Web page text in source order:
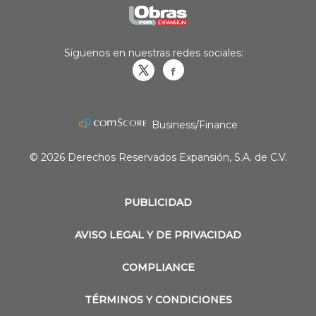
PUBLICIDAD
AVISO LEGAL Y DE PRIVACIDAD
COMPLIANCE
TÉRMINOS Y CONDICIONES
Síguenos en nuestras redes sociales:
Business/Finance
© 2026 Derechos Reservados Expansión, S.A. de C.V.